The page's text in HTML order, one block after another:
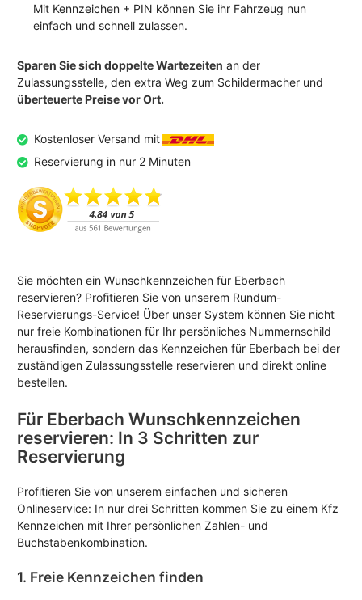
Mit Kennzeichen + PIN können Sie ihr Fahrzeug nun
einfach und schnell zulassen.
Sparen Sie sich doppelte Wartezeiten an der
Zulassungsstelle, den extra Weg zum Schildermacher und
überteuerte Preise vor Ort.
Kostenloser Versand mit
Reservierung in nur 2 Minuten
Sie möchten ein Wunschkennzeichen für Eberbach
reservieren? Profitieren Sie von unserem Rundum-
Reservierungs-Service! Über unser System können Sie nicht
nur freie Kombinationen für Ihr persönliches Nummernschild
herausfinden, sondern das Kennzeichen für Eberbach bei der
zuständigen Zulassungsstelle reservieren und direkt online
bestellen.
Für Eberbach Wunschkennzeichen
reservieren: In 3 Schritten zur
Reservierung
Profitieren Sie von unserem einfachen und sicheren
Onlineservice: In nur drei Schritten kommen Sie zu einem Kfz
Kennzeichen mit Ihrer persönlichen Zahlen- und
Buchstabenkombination.
1. Freie Kennzeichen finden